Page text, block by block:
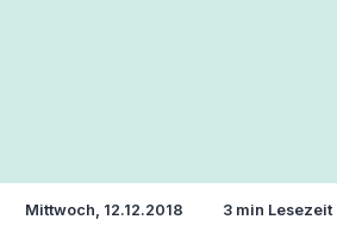
Mittwoch, 12.12.2018 3 min Lesezeit